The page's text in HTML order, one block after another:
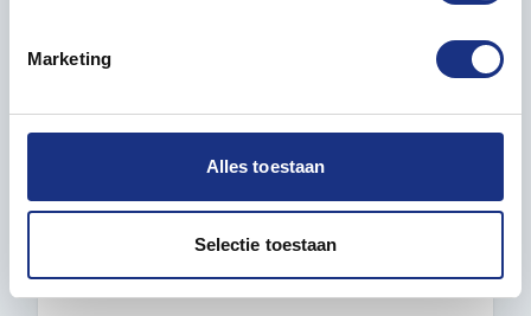
personaliseren, om functies voor social media te bieden
en om ons websiteverkeer te analyseren. Ook delen we
partners voor social media, adverteren en analyse. Deze
partners kunnen deze gegevens combineren met andere
verzameld op basis van uw gebruik van hun services.
Marketing
Alles toestaan
Selectie toestaan
1:700 HASEGAWA 49710 USS TICONDEROGA
CV-14 WWII – ESSEX-CLASS – WATER LINE
SERIES – AMERICAN AIRCRAFT CARRIER